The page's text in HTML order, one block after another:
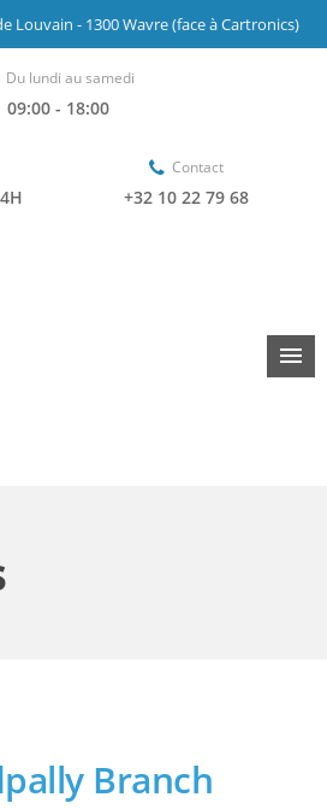
Louvain - 1300 Wavre (face à Cartronics)
Du lundi au samedi
09:00 - 18:00
Contact
+32 10 22 79 68
Branch